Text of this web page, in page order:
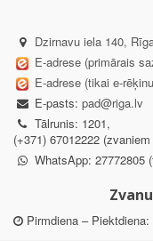
Dzirnavu iela 140,
E-adrese (primārais
E-adrese (tikai e-
E-pasts: pad@riga.lv
Tālrunis: 1201,
(+371) 67012222
WhatsApp: 27772805
Pirmdiena –